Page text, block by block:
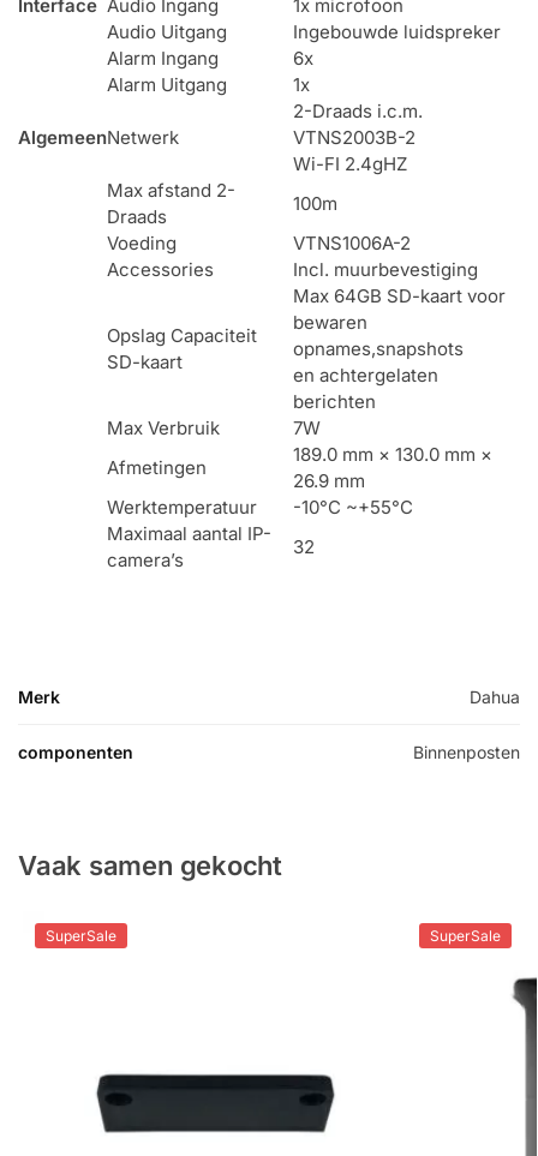
Interface Audio Ingang
1x microfoon
Audio Uitgang
Ingebouwde luidspreker
Alarm Ingang
6x
Alarm Uitgang
1x
AlgemeenNetwerk
2-Draads i.c.m.
VTNS2003B-2
Wi-FI 2.4gHZ
Max afstand 2-
Draads
100m
Voeding
VTNS1006A-2
Accessories
Incl. muurbevestiging
Opslag Capaciteit
SD-kaart
Max 64GB SD-kaart voor
bewaren
opnames,snapshots
en achtergelaten
berichten
Max Verbruik
7W
Afmetingen
189.0 mm × 130.0 mm ×
26.9 mm
Werktemperatuur
-10°C ~+55°C
Maximaal aantal IP-
camera’s
32
Merk Dahua
componenten Binnenposten
Vaak samen gekocht
SuperSale SuperSale